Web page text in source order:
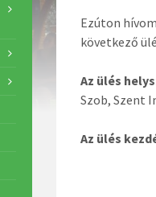
Ezúton
következő
Az ülés
Szob, Szent
Az ülés